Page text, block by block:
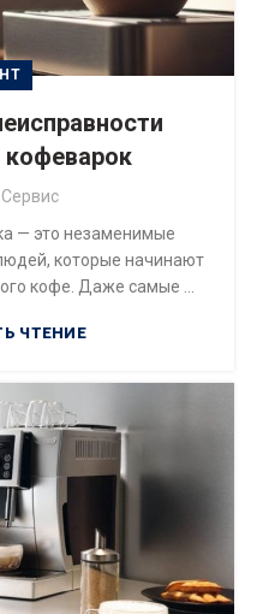
— это незаменимые
которые начинают
кофе. Даже самые ...
ЧТЕНИЕ